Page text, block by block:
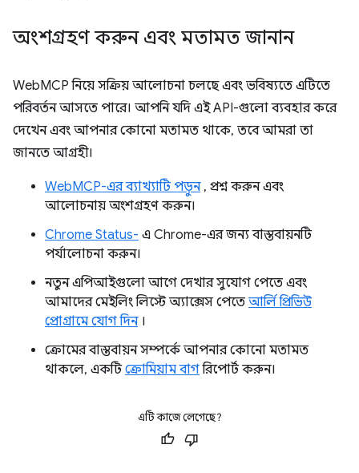
অংশগ্রহণ করুন এবং মতামত জানান
WebMCP নিয়ে সক্রিয় আলোচনা চলছে এবং ভবিষ্যতে এটিতে
পরিবর্তন আসতে পারে। আপনি যদি এই API-গুলো ব্যবহার করে
দেখেন এবং আপনার কোনো মতামত থাকে, তবে আমরা তা
জানতে আগ্রহী।
WebMCP-এর ব্যাখ্যাটি পড়ুন, প্রশ্ন করুন এবং
আলোচনায় অংশগ্রহণ করুন।
Chrome Status- এ Chrome-এর জন্য বাস্তবায়নটি
পর্যালোচনা করুন।
নতুন এপিআইগুলো আগে দেখার সুযোগ পেতে এবং
আমাদের মেইলিং লিস্টে অ্যাক্সেস পেতে আর্লি প্রিভিউ
প্রোগ্রামে যোগ দিন।
ক্রোমের বাস্তবায়ন সম্পর্কে আপনার কোনো মতামত
থাকলে, একটিক্রোমিয়াম বাগরিপোর্ট করুন।
এটি কাজে লেগেছে?